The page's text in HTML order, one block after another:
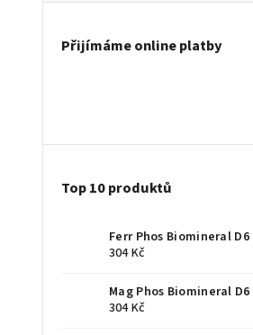
Přijímáme online platby
Top 10 produktů
Ferr Phos Biomineral D6
304 Kč
Mag Phos Biomineral D6
304 Kč